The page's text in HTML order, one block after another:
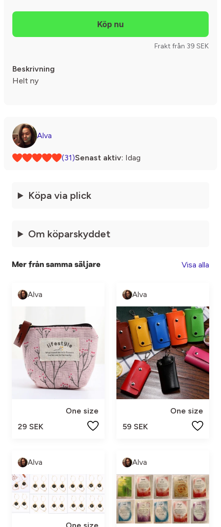
Frakt från 39 SEK
Beskrivning
Helt ny
Alva
(31)Senast aktiv: Idag
Köpa via plick
Om köparskyddet
Mer från samma säljare Visa alla
Alva
One size
29 SEK
Alva
One size
59 SEK
Alva Alva